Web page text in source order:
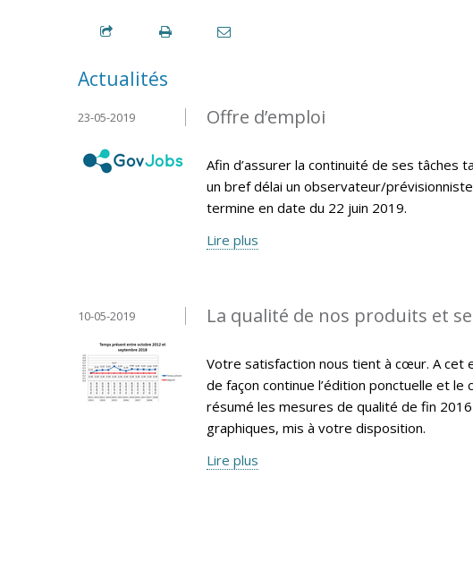
Actualités
Offre d’emploi
23-05-2019
Afin d’assurer la continuité de ses tâches
un bref délai un observateur/
termine en date du 22 juin 2019.
Lire plus
La qualité de nos produits et
10-05-2019
Votre satisfaction nous tient à cœur. A cet
de façon continue l’édition ponctuelle et
résumé les mesures de qualité de fin
graphiques, mis à votre disposition.
Lire plus